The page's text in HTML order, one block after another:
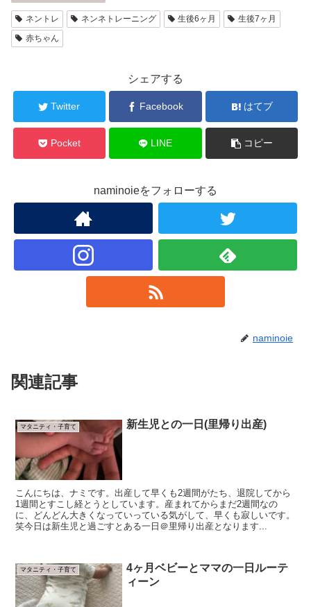
ネントレ ネンネトレーニング 生後6ヶ月
生後7ヶ月
赤ちゃん
シェアする
Twitter Facebook はてブ
Pocket LINE コピー
naminoieをフォローする
naminoie
関連記事
マタニティ・子育て 新生児との一日(里帰り出産)
こんにちは、ナミです。出産して早くも2週間がたち、退院してから
1週間とすこし経とうとしています。産まれてからまだ2週間なの
に、どんどん大きくなっていっている気がして、早くも寂しいです。
笑今日は新生児と過ごすとある一日＠里帰り出産となります...
マタニティ・子育て
4ヶ月ベビーとママの一日ルーテ
ィーン